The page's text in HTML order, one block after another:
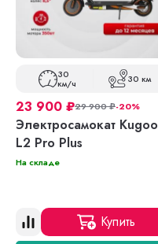
30
км/ч 30 км
23 900 ₽29 900₽-20%
Электросамокат Kugoo
L2 Pro Plus
На складе
Купить